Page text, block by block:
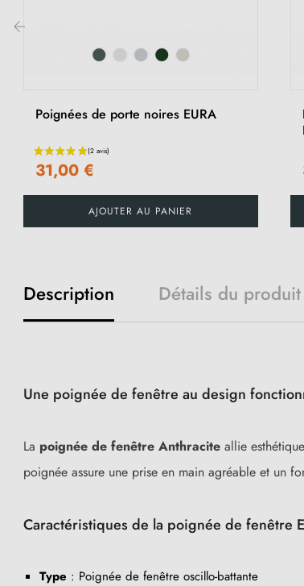
Poignées de porte noires EURA
31,00 €
AJOUTER AU PANIER
Description Détails du produit
Une poignée de fenêtre au design
La poignée de fenêtre Anthracite allie
poignée assure une prise en main agréable et un
Caractéristiques de la poignée de fenêtre
Type : Poignée de fenêtre oscillo-battante